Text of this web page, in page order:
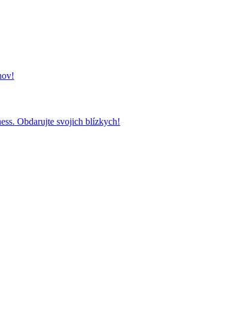
Obdarujte svojich blízkych!